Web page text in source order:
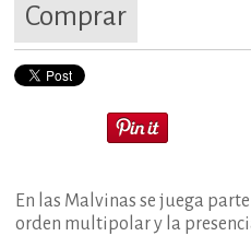
Comprar
En las Malvinas se juega
orden multipolar y la